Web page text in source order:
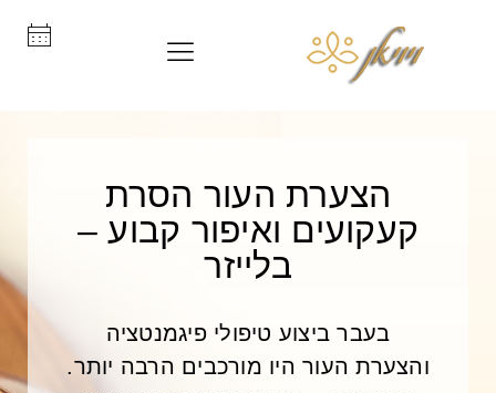
הצערת העור הסרת
קעקועים ואיפור קבוע –
בלייזר
בעבר ביצוע טיפולי פיגמנטציה
והצערת העור היו מורכבים הרבה יותר.